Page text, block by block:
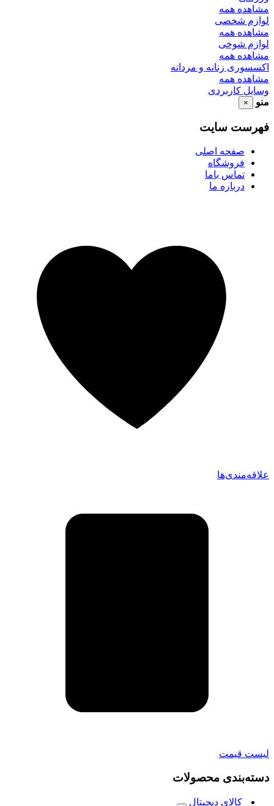
مشاهده همه
لوازم شخصی
مشاهده همه
لوازم شوخی
مشاهده همه
اکسسوری زنانه و مردانه
مشاهده همه
وسایل کاربردی
منو
×
فهرست سایت
صفحه اصلی
فروشگاه
تماس باما
درباره ما
علاقه‌مندی‌ها
لیست قیمت
دسته‌بندی محصولات
کالای دیجیتال